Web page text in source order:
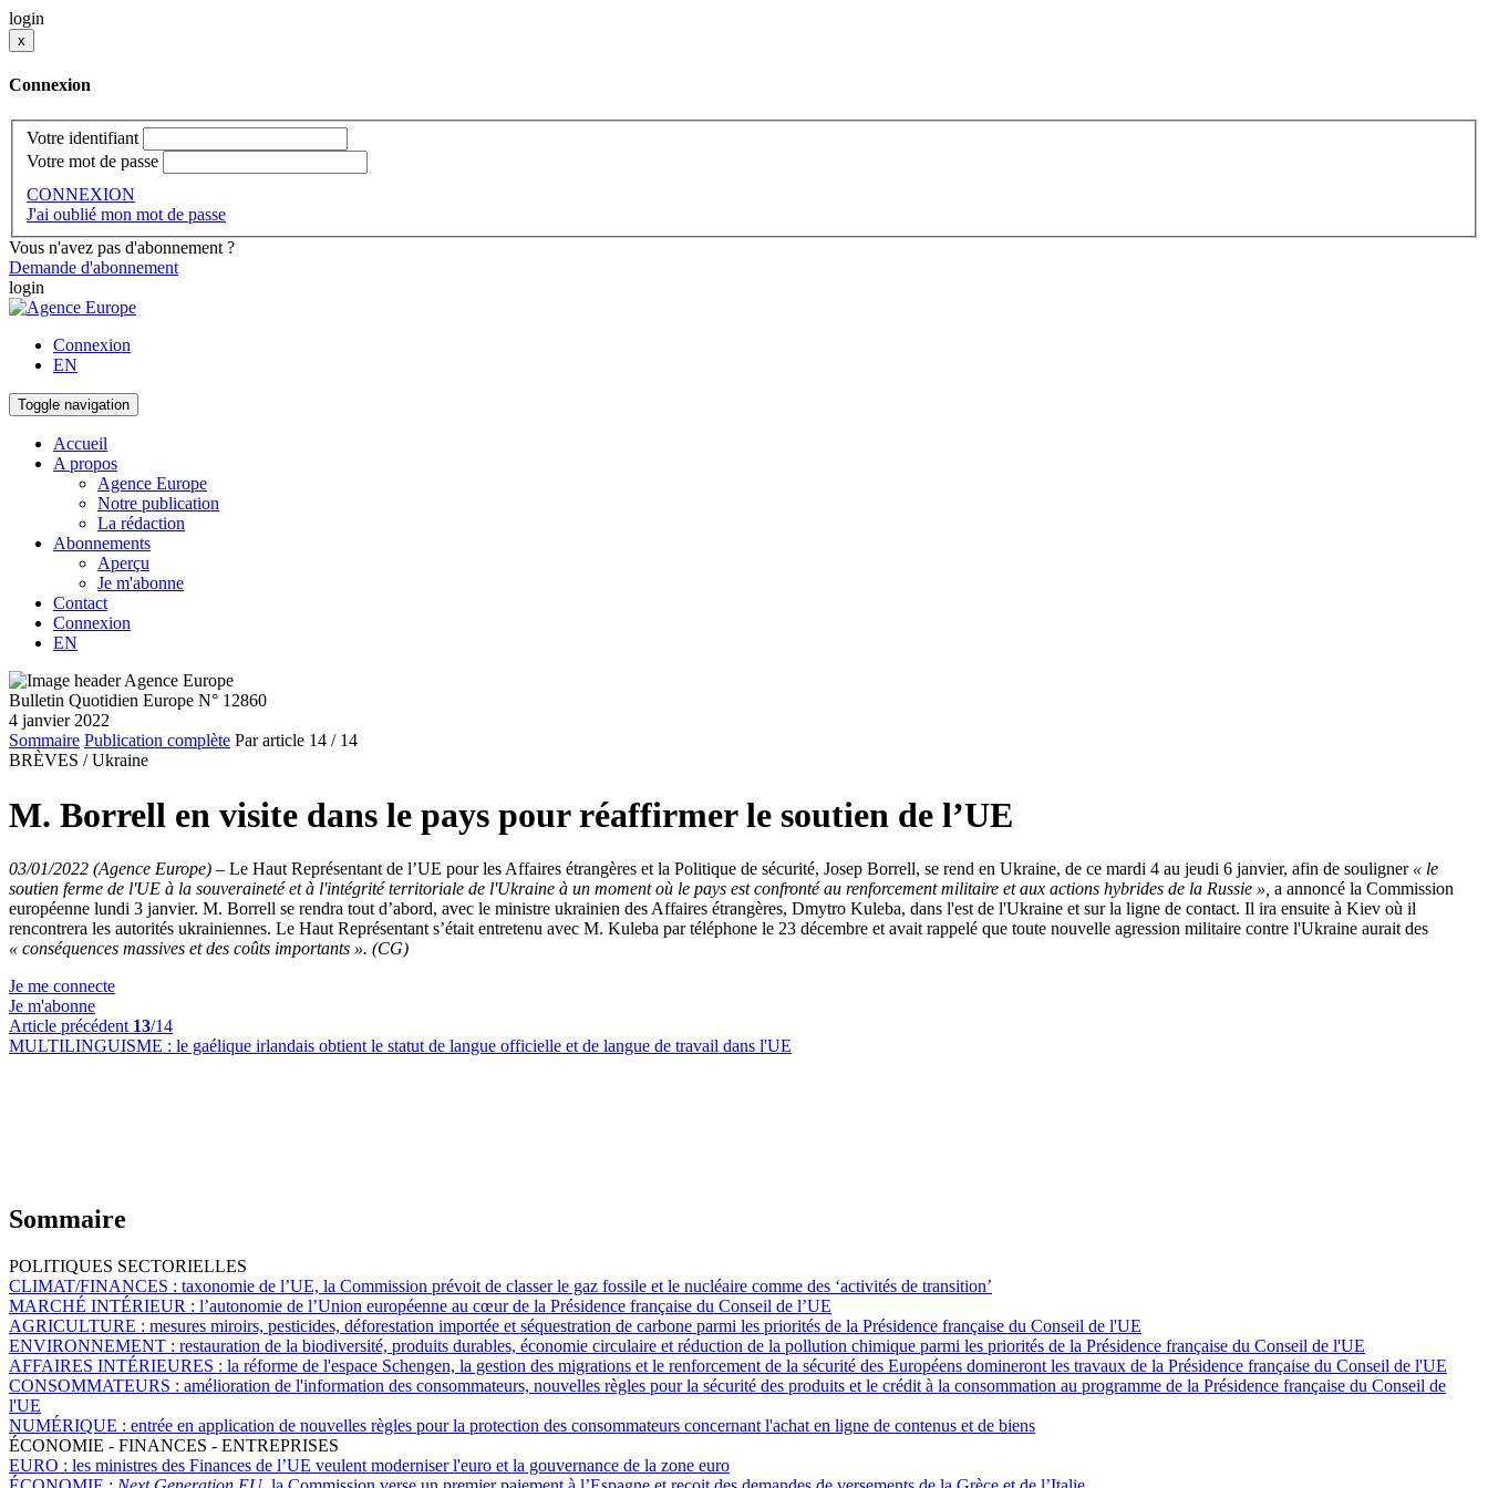
login
x
Connexion
Votre identifiant
Votre mot de passe
CONNEXION
J'ai oublié mon mot de passe
Vous n'avez pas d'abonnement ?
Demande d'abonnement
login
Connexion
EN
Toggle navigation
Accueil
A propos
Agence Europe
Notre publication
La rédaction
Abonnements
Aperçu
Je m'abonne
Contact
Connexion
EN
Bulletin Quotidien Europe N° 12860
4 janvier 2022
Sommaire Publication complète Par article 14 / 14
BRÈVES / Ukraine
M. Borrell en visite dans le pays pour réaffirmer le soutien de l’UE
03/01/2022 (Agence Europe) – Le Haut Représentant de l’UE pour les Affaires étrangères et la Politique de sécurité, Josep Borrell, se rend en Ukraine, de ce mardi 4 au jeudi 6 janvier, afin de souligner « le
soutien ferme de l'UE à la souveraineté et à l'intégrité territoriale de l'Ukraine à un moment où le pays est confronté au renforcement militaire et aux actions hybrides de la Russie », a annoncé la Commission
européenne lundi 3 janvier. M. Borrell se rendra tout d’abord, avec le ministre ukrainien des Affaires étrangères, Dmytro Kuleba, dans l'est de l'Ukraine et sur la ligne de contact. Il ira ensuite à Kiev où il
rencontrera les autorités ukrainiennes. Le Haut Représentant s’était entretenu avec M. Kuleba par téléphone le 23 décembre et avait rappelé que toute nouvelle agression militaire contre l'Ukraine aurait des
« conséquences massives et des coûts importants ». (CG)
Je me connecte
Je m'abonne
Article précédent 13/14
MULTILINGUISME : le gaélique irlandais obtient le statut de langue officielle et de langue de travail dans l'UE
Sommaire
POLITIQUES SECTORIELLES
CLIMAT/FINANCES : taxonomie de l’UE, la Commission prévoit de classer le gaz fossile et le nucléaire comme des ‘activités de transition’
MARCHÉ INTÉRIEUR : l’autonomie de l’Union européenne au cœur de la Présidence française du Conseil de l’UE
AGRICULTURE : mesures miroirs, pesticides, déforestation importée et séquestration de carbone parmi les priorités de la Présidence française du Conseil de l'UE
ENVIRONNEMENT : restauration de la biodiversité, produits durables, économie circulaire et réduction de la pollution chimique parmi les priorités de la Présidence française du Conseil de l'UE
AFFAIRES INTÉRIEURES : la réforme de l'espace Schengen, la gestion des migrations et le renforcement de la sécurité des Européens domineront les travaux de la Présidence française du Conseil de l'UE
CONSOMMATEURS : amélioration de l'information des consommateurs, nouvelles règles pour la sécurité des produits et le crédit à la consommation au programme de la Présidence française du Conseil de
l'UE
NUMÉRIQUE : entrée en application de nouvelles règles pour la protection des consommateurs concernant l'achat en ligne de contenus et de biens
ÉCONOMIE - FINANCES - ENTREPRISES
EURO : les ministres des Finances de l’UE veulent moderniser l'euro et la gouvernance de la zone euro